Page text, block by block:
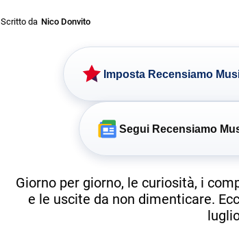
Scritto da Nico Donvito
Imposta Recensiamo
Segui Recensiamo
Giorno per giorno, le curiosità, i
e le uscite da non dimenticare.